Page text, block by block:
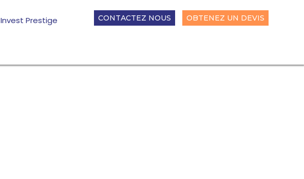
Invest Prestige CONTACTEZ NOUS OBTENEZ UN DEVIS